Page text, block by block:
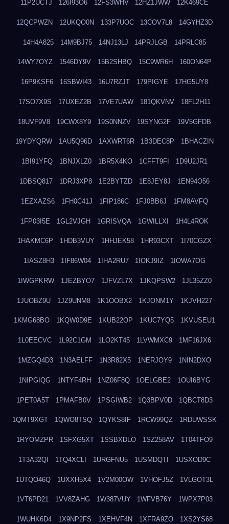
11P2UCTJ 126I93O6 12FS3WHV 12HZ1JWW 12K469CE
12QCPWZN 12UKQO0N 133P7UOC 13COV7L8 14GYHZ3D
14H4A825 14M9BJ75 14NJ13LJ 14PRJLGB 14PRLC85
14WY7OYZ 1546DY9V 15B2SHBQ 15C9WR6H 160ON64P
16P9KSF6 16SBWI43 16U7RZJT 179PIGYE 17HG5UY8
17SO7X9S 17UXEZ2B 17VE7UAW 181QKVNV 18FL2H11
18UVF9V8 19CWX8Y9 19S0NNZV 19SYNG2F 19V5GFDB
19YDYQRW 1AU5Q96D 1AXWRT6R 1B3DEC8P 1BHACZIN
1BI91YFQ 1BNJXLZ0 1BR5X4KO 1CFFT9FI 1D9U2JR1
1DBSQ817 1DRJ3XP8 1E2BYTZD 1E8JEY8J 1EN94O56
1EZXAZS6 1FH0C41J 1FIP186C 1FJ0BB6J 1FM8AVFQ
1FP03I5E 1GL2VJGH 1GRISVQA 1GWILLXI 1H4L4ROK
1HAKMC6P 1HDB3VUY 1HHJEK58 1HR93CXT 1I70CGZX
1IASZ8H3 1IF86W04 1IHA2RU7 1IOKJ9IZ 1IOWA7OG
1IWGPKRW 1JEZBYO7 1JFVZL7X 1JKQPSW2 1JL35ZZ0
1JUOBZ9U 1JZ9UNM8 1K1OOBX2 1KJONM1Y 1KJVH227
1KMG68BO 1KQW0D9E 1KUB22OP 1KUC7YQ5 1KVUSEU1
1L0EECVC 1L92C1GM 1LO2KT45 1LVWMXC9 1MF16JX6
1MZGQ4D3 1N3AELFF 1N3R82X5 1NERJOY9 1NIN2DXO
1NIPGIQG 1NTYF4RH 1NZ06F8Q 1OELGBE2 1OUI6BYG
1PET0A5T 1PMAFB0V 1PSGIWB2 1Q3BPV0D 1QBCT8D3
1QMT9XGT 1QWO8TSQ 1QYKS8IF 1RCW99QZ 1RDUWSSK
1RYOMZPR 1SFXG5XT 1SSBXDLO 1SZ258AV 1T04TFO9
1T3A32QI 1TQ4XCLI 1URGFNU5 1USMDQTI 1USXOD9C
1UTQO46Q 1UXXH5X4 1V2M00OW 1VHOFJ5Z 1VLGOT3L
1VT6PD21 1VV8ZAHG 1W387VUY 1WFVB76Y 1WPX7P03
1WUHK6D4 1X9NP2FS 1XEHVF4N 1XFRA9ZO 1XS2YS68